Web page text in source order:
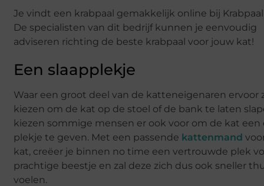
Je vindt een krabpaal gemakkelijk online bij
De specialisten van dit bedrijf kunnen je eenvoudig
adviseren richting de beste krabpaal voor jouw kat!
Een slaapplekje
Waar een groot deel van de katteneigenaren ervoor
kiezen om de kat op de stoel of de bank te laten
kiezen sommige mensen er ook voor om de kat een
plekje te geven. Met een passende kattenmand
kat, creëer je binnen no time een vertrouwde plek
prachtige beestje en zal deze zich dus ook sneller
voelen.